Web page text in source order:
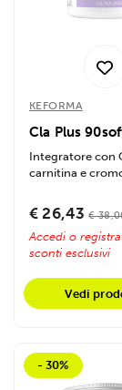
KEFORMA
Cla Plus
Integratore con
carnitina e
dei grassi,...
€ 26,43 €
Accedi o
sconti esclusivi
Vedi
- 30%